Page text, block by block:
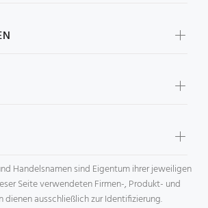
Handelsnamen sind Eigentum ihrer jeweiligen
Seite verwendeten Firmen-, Produkt- und
dienen ausschließlich zur Identifizierung.